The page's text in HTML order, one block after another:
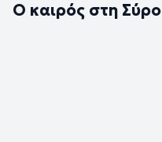
Ο καιρός στη Σύρο